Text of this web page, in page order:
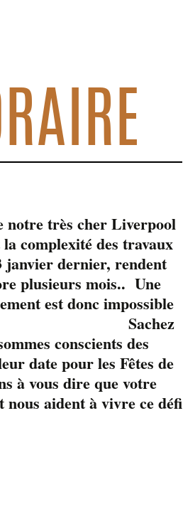
notre très cher Liverpool
des travaux
janvier dernier, rendent
plusieurs mois.. Une
est donc impossible
conscients des
date pour les Fêtes de
à vous dire que votre
nous aident à vivre ce défi